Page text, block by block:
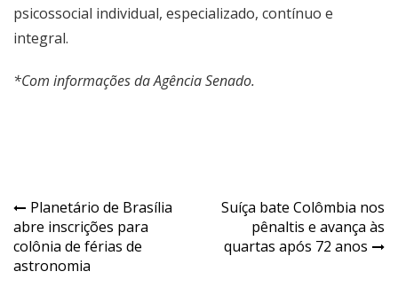
psicossocial individual, especializado, contínuo e
integral.
*Com informações da Agência Senado.
Navegação
de
Post
Planetário de Brasília
abre inscrições para
colônia de férias de
astronomia
Suíça bate Colômbia nos
pênaltis e avança às
quartas após 72 anos